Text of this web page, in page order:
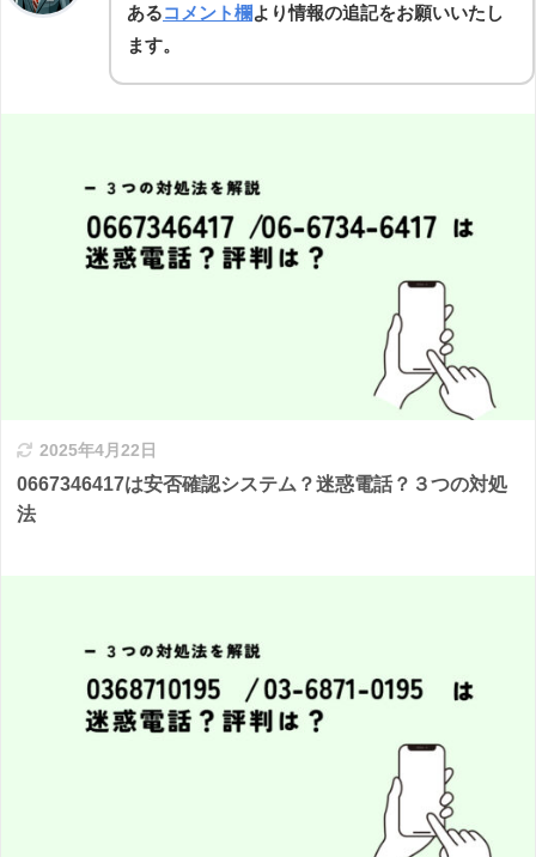
あるコメント欄より情報の追記をお願いいたし
ます。
2025年4月22日
0667346417は安否確認システム？迷惑電話？３つの対処
法